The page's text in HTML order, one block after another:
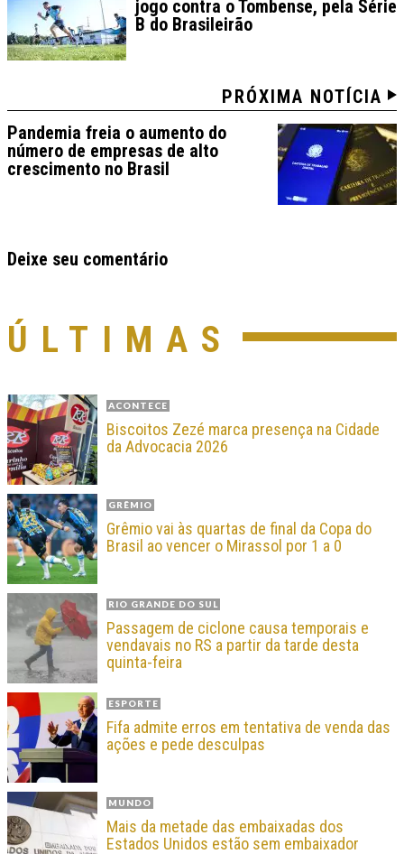
jogo contra o Tombense, pela Série
B do Brasileirão
PRÓXIMA NOTÍCIA
Pandemia freia o aumento do
número de empresas de alto
crescimento no Brasil
Deixe seu comentário
ÚLTIMAS
ACONTECE
Biscoitos Zezé marca presença na Cidade
da Advocacia 2026
GRÊMIO
Grêmio vai às quartas de final da Copa do
Brasil ao vencer o Mirassol por 1 a 0
RIO GRANDE DO SUL
Passagem de ciclone causa temporais e
vendavais no RS a partir da tarde desta
quinta-feira
ESPORTE
Fifa admite erros em tentativa de venda das
ações e pede desculpas
MUNDO
Mais da metade das embaixadas dos
Estados Unidos estão sem embaixador